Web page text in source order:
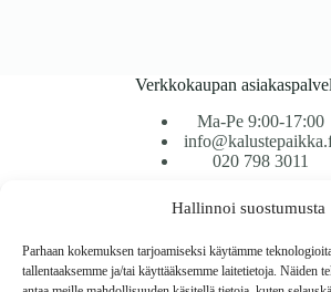
Hallinnoi suostumusta
Parhaan kokemuksen tarjoamiseksi käytämme
tallentaaksemme ja/tai käyttääksemme laitetietoja. Näiden
Verkkokaupan
Ma-Pe 9:00-17:00
020 798 3011
Tavarantoimitus / Maksutavat
Toimitustavat
Maksutavat
Vaihto ja palautus